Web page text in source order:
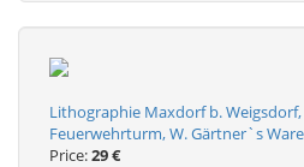
Lithographie Maxdorf b.
Feuerwehrturm, W. Gärtner`s
Price:29 €